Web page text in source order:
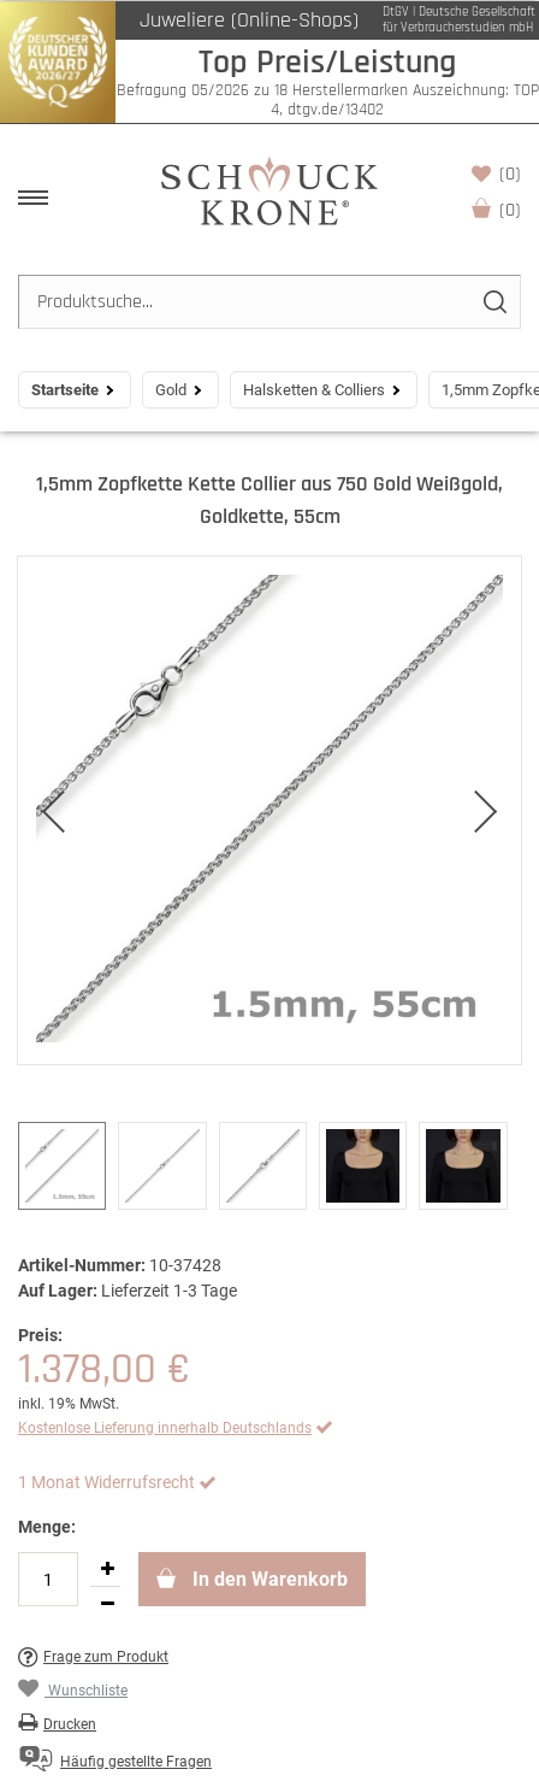
Juweliere (Online-Shops)
DtGV | Deutsche Gesellschaft
für Verbraucherstudien mbH
Top Preis/Leistung
Befragung 05/2026 zu 18 Herstellermarken Auszeichnung: TOP
4, dtgv.de/13402
(0)
(0)
Startseite Gold Halsketten & Colliers 1,5mm
1,5mm Zopfkette Kette Collier aus 750 Gold Weißgold,
Goldkette, 55cm
Artikel-Nummer: 10-37428
Auf Lager: Lieferzeit 1-3 Tage
Preis:
1.378,00 €
inkl. 19% MwSt.
Kostenlose Lieferung innerhalb Deutschlands
1 Monat Widerrufsrecht
Menge:
In den Warenkorb
Frage zum Produkt
Wunschliste
Drucken
Häufig gestellte Fragen